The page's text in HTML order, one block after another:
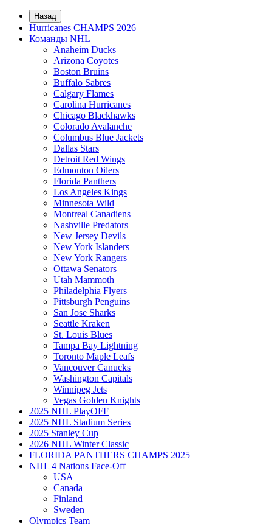
Назад
Hurricanes CHAMPS 2026
Команды NHL
Anaheim Ducks
Arizona Coyotes
Boston Bruins
Buffalo Sabres
Calgary Flames
Carolina Hurricanes
Chicago Blackhawks
Colorado Avalanche
Columbus Blue Jackets
Dallas Stars
Detroit Red Wings
Edmonton Oilers
Florida Panthers
Los Angeles Kings
Minnesota Wild
Montreal Canadiens
Nashville Predators
New Jersey Devils
New York Islanders
New York Rangers
Ottawa Senators
Utah Mammoth
Philadelphia Flyers
Pittsburgh Penguins
San Jose Sharks
Seattle Kraken
St. Louis Blues
Tampa Bay Lightning
Toronto Maple Leafs
Vancouver Canucks
Washington Capitals
Winnipeg Jets
Vegas Golden Knights
2025 NHL PlayOFF
2025 NHL Stadium Series
2025 Stanley Cup
2026 NHL Winter Classic
FLORIDA PANTHERS CHAMPS 2025
NHL 4 Nations Face-Off
USA
Canada
Finland
Sweden
Olympics Team